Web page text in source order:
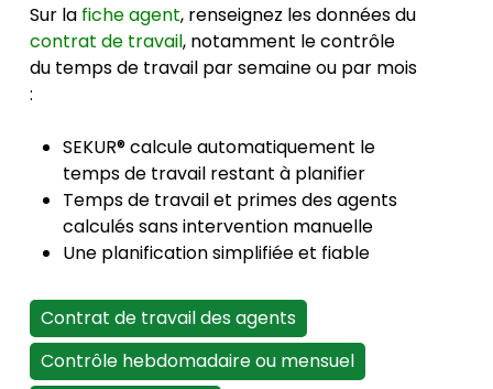
Sur la fiche agent, renseignez les données du
contrat de travail, notamment le contrôle
du temps de travail par semaine ou par mois
:
SEKUR® calcule automatiquement le
temps de travail restant à planifier
Temps de travail et primes des agents
calculés sans intervention manuelle
Une planification simplifiée et fiable
Contrat de travail des agents
Contrôle hebdomadaire ou mensuel